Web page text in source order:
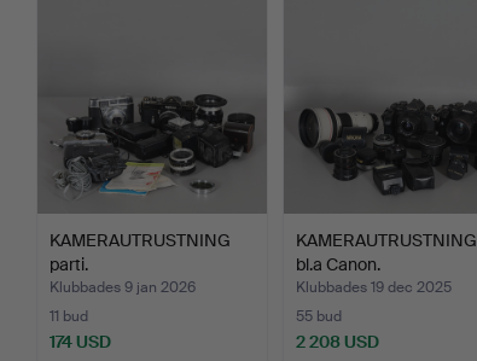
KAMERAUTRUSTNING
parti.
Klubbades 9 jan 2026
11 bud
174 USD
KAMERAUTRUSTNING
bl.a Canon.
Klubbades 19 dec 2025
55 bud
2 208 USD